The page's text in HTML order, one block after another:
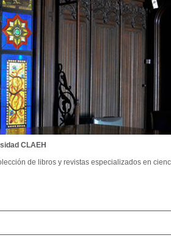
CLAEH
de libros y revistas especializados en